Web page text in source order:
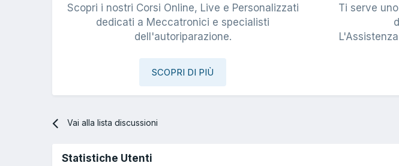
Scopri i nostri Corsi Online, Live e Personalizzati
dedicati a Meccatronici e specialisti
dell'autoriparazione.
SCOPRI DI PIÙ
Ti serve
Vai alla lista discussioni
Statistiche Utenti